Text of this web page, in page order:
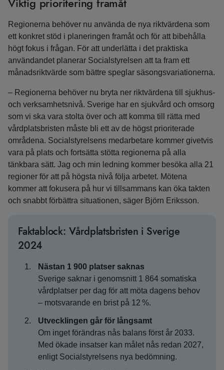
Regionerna behöver nu använda de nya riktvärdena som
ett konkret stöd i planeringen framåt och för att bibehålla
högt fokus i frågan. För att underlätta i det praktiska
användandet planerar Socialstyrelsen att ta fram ett
månadsriktvärde som bättre speglar säsongsvariationerna.
– Regionerna behöver nu bryta ner riktvärdena till sjukhus-
och verksamhetsnivå. Sverige har en sjukvård och omsorg
som vi ska vara stolta över och att komma till rätta med
vårdplatsbristen måste bli ett av de högst prioriterade
områdena. Socialstyrelsens medarbetare kommer givetvis
vara på plats och fortsätta stötta regionerna på alla
tänkbara sätt. Jag och min ledning kommer besöka alla 21
regioner för att på högsta nivå följa arbetet. Mötena
kommer att fokusera på hur vi tillsammans kan öka takten
och snabbt förbättra situationen, säger Björn Eriksson.
Faktablock: Vårdplatsbristen i Sverige
2024
Nästan 1 900 platser saknas
Sverige saknar i genomsnitt 1 864 somatiska
vårdplatser per dag för att möta dagens behov
– motsvarande en brist på 12 %.
Utvecklingen går för långsamt
Om inget förändras nås balans först år 2033.
Med ökade insatser kan målet nås redan 2027,
enligt Socialstyrelsens nya bedömning.